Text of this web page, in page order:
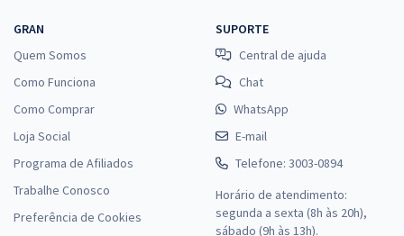
GRAN
Quem Somos
Como Funciona
Como Comprar
Loja Social
Programa de Afiliados
Trabalhe Conosco
Preferência de Cookies
SUPORTE
Central de ajuda
Chat
WhatsApp
E-mail
Telefone: 3003-0894
Horário de atendimento:
segunda a sexta (8h às 20h),
sábado (9h às 13h).